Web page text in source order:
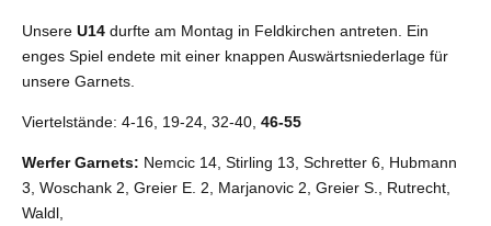
Unsere U14 durfte am Montag in Feldkirchen antreten. Ein
enges Spiel endete mit einer knappen Auswärtsniederlage für
unsere Garnets.
Viertelstände: 4-16, 19-24, 32-40, 46-55
Werfer Garnets: Nemcic 14, Stirling 13, Schretter 6, Hubmann
3, Woschank 2, Greier E. 2, Marjanovic 2, Greier S., Rutrecht,
Waldl,